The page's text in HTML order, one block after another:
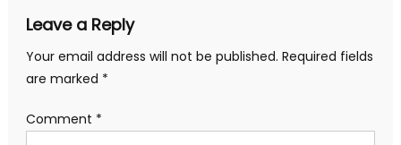
Leave a Reply
Your email address will not be published. Required fields
are marked *
Comment *